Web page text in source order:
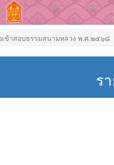
เข้าสอบธรรมสนามหลวง พ.ศ.๒๕๖๘
ร